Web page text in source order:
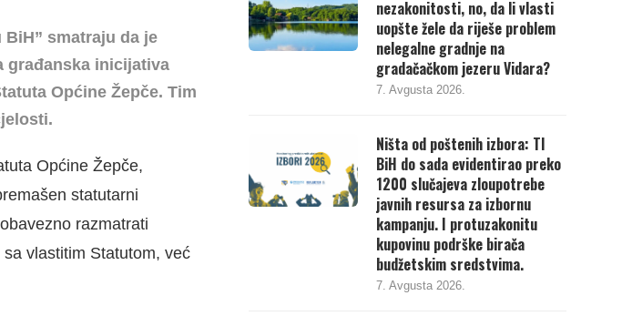
smatraju da je
građanska inicijativa
Općine Žepče. Tim
Općine Žepče,
statutarni
razmatrati
vlastitim Statutom, već
nezakonitosti, no, da li vlasti
uopšte žele da riješe problem
nelegalne gradnje na
gradačačkom jezeru Vidara?
7. Avgusta 2026.
Ništa od poštenih izbora: TI
BiH do sada evidentirao preko
1200 slučajeva zloupotrebe
javnih resursa za izbornu
kampanju. I protuzakonitu
kupovinu podrške birača
budžetskim sredstvima.
7. Avgusta 2026.